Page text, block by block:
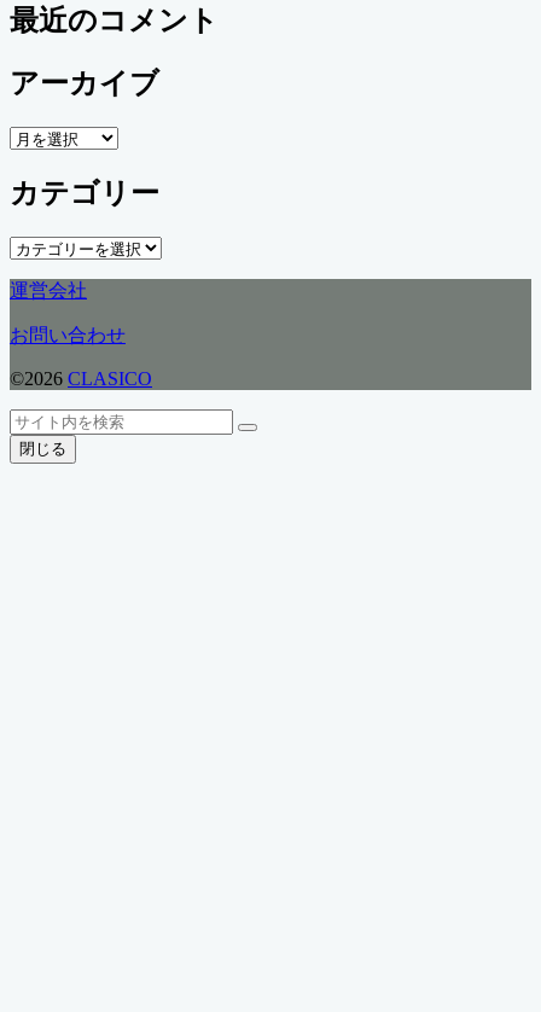
最近のコメント
アーカイブ
ア
カ
イ
ブ
カテゴリー
カ
ゴ
リ
ー
運営会社
お問い合わせ
©2026 CLASICO
ト
ッ
プ
検
索
検
閉じる